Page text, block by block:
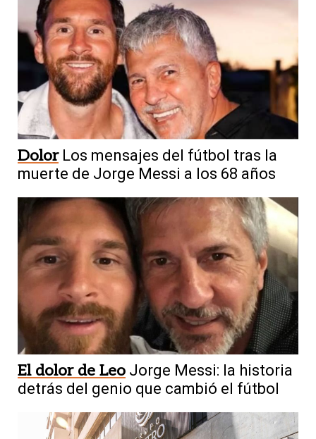
Dolor Los mensajes del fútbol tras la
muerte de Jorge Messi a los 68 años
El dolor de Leo Jorge Messi: la historia
detrás del genio que cambió el fútbol